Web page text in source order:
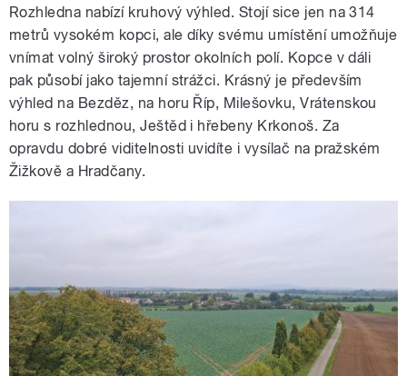
Rozhledna nabízí kruhový výhled. Stojí sice jen na 314
metrů vysokém kopci, ale díky svému umístění umožňuje
vnímat volný široký prostor okolních polí. Kopce v dáli
pak působí jako tajemní strážci. Krásný je především
výhled na Bezděz, na horu Říp, Milešovku, Vrátenskou
horu s rozhlednou, Ještěd i hřebeny Krkonoš. Za
opravdu dobré viditelnosti uvidíte i vysílač na pražském
Žižkově a Hradčany.